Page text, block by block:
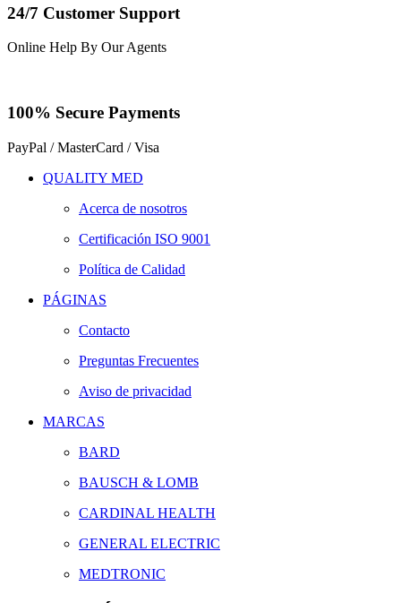
24/7 Customer Support
Online Help By Our Agents
100% Secure Payments
PayPal / MasterCard / Visa
QUALITY MED
Acerca de nosotros
Certificación ISO 9001
Política de Calidad
PÁGINAS
Contacto
Preguntas Frecuentes
Aviso de privacidad
MARCAS
BARD
BAUSCH & LOMB
CARDINAL HEALTH
GENERAL ELECTRIC
MEDTRONIC